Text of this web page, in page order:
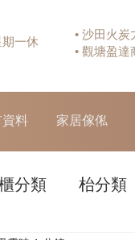
一休
• 沙田火炭
• 觀塘盈達
資料 家居傢俬
分類 枱分類